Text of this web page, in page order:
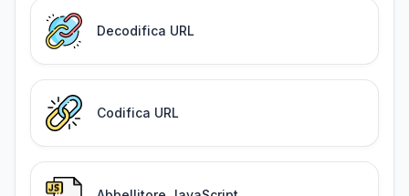
Decodifica URL
Codifica URL